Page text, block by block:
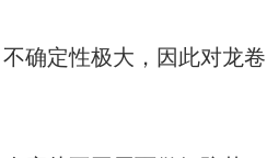
确定性极大，因此对龙卷